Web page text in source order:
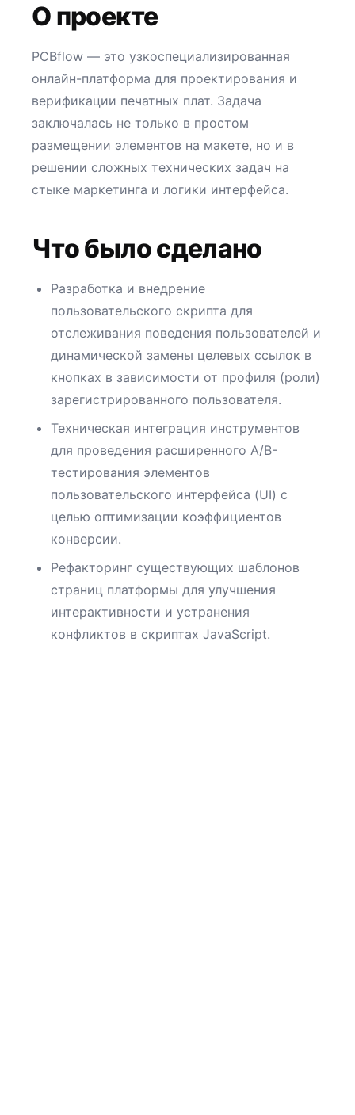
О проекте
PCBflow — это узкоспециализированная
онлайн-платформа для проектирования и
верификации печатных плат. Задача
заключалась не только в простом
размещении элементов на макете, но и в
решении сложных технических задач на
стыке маркетинга и логики интерфейса.
Что было сделано
Разработка и внедрение
пользовательского скрипта для
отслеживания поведения пользователей и
динамической замены целевых ссылок в
кнопках в зависимости от профиля (роли)
зарегистрированного пользователя.
Техническая интеграция инструментов
для проведения расширенного A/B-
тестирования элементов
пользовательского интерфейса (UI) с
целью оптимизации коэффициентов
конверсии.
Рефакторинг существующих шаблонов
страниц платформы для улучшения
интерактивности и устранения
конфликтов в скриптах JavaScript.